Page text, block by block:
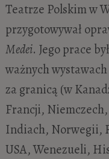
Teatrze Polskim w
przygotowywał
Medei. Jego prace
ważnych
za granicą (w
Francji,
Indiach, Norwegii,
USA, Wenezueli,